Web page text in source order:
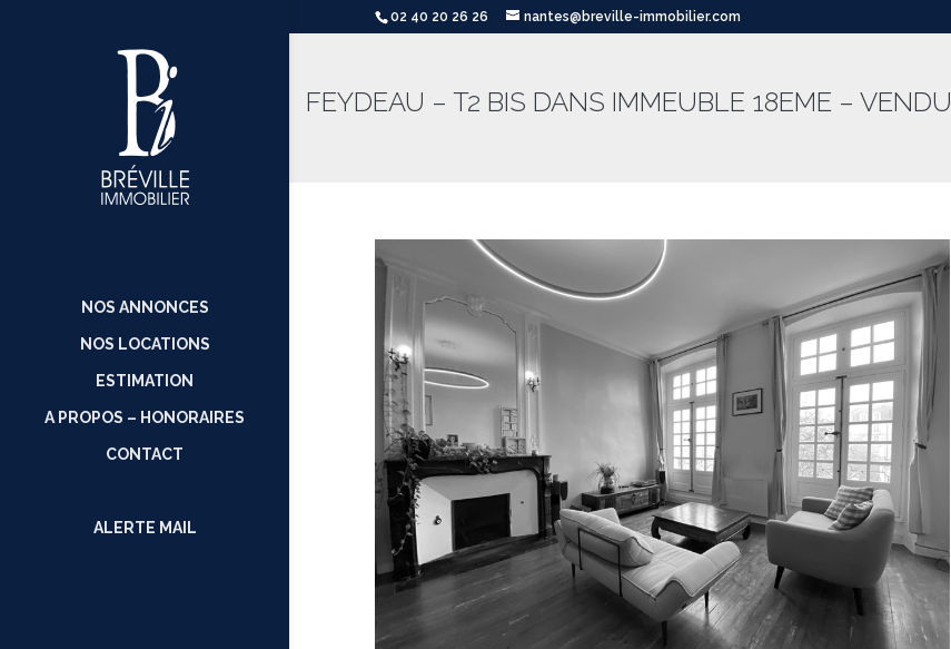
02 40 20 26 26 nantes@breville-immobilier.com
NOS ANNONCES
NOS LOCATIONS
ESTIMATION
A PROPOS – HONORAIRES
CONTACT
ALERTE MAIL
FEYDEAU – T2 BIS DANS IMMEUBLE 18EME – VENDU